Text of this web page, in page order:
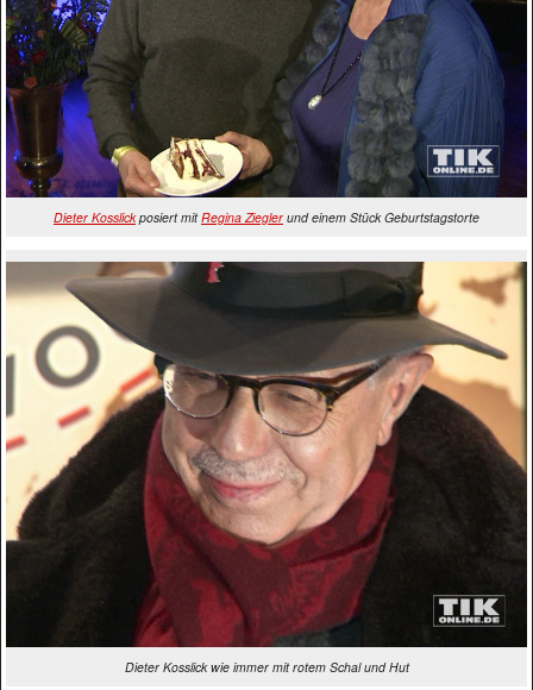
Dieter Kosslickposiert mitRegina Ziegler und einem Stück Geburtstagstorte
Dieter Kosslick wie immer mit rotem Schal und Hut